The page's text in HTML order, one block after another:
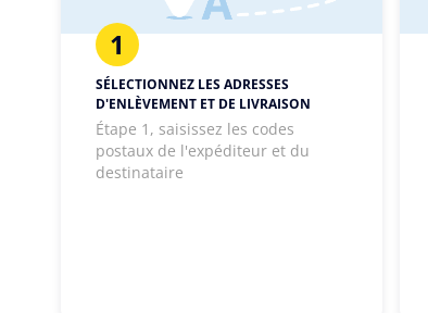
1
SÉLECTIONNEZ LES ADRESSES
D'ENLÈVEMENT ET DE LIVRAISON
Étape 1, saisissez les codes
postaux de l'expéditeur et du
destinataire